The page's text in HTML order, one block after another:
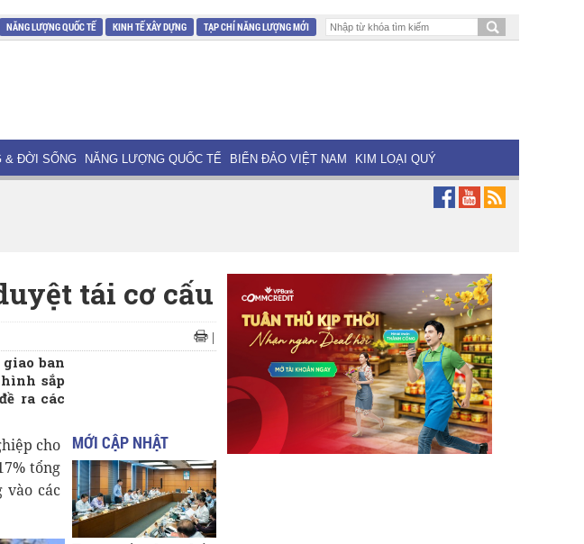
NĂNG LƯỢNG QUỐC TẾ KINH TẾ XÂY DỰNG TẠP CHÍ NĂNG LƯỢNG MỚI
& ĐỜI SỐNG NĂNG LƯỢNG QUỐC TẾ BIỂN ĐẢO VIỆT NAM KIM LOẠI QUÝ
tái cơ cấu
|
ban
sắp
ra các
cho
tổng
các
MỚI CẬP NHẬT